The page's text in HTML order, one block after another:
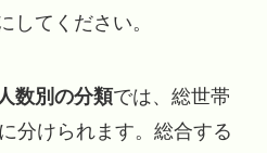
してください。
数別の分類では、総世帯
分けられます。総合する